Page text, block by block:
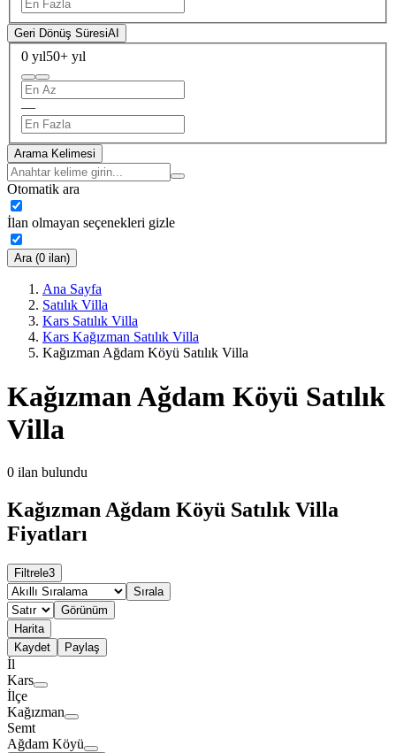
Geri Dönüş SüresiAI
0 yıl50+ yıl
—
Arama Kelimesi
Otomatik ara
İlan olmayan seçenekleri gizle
Ara (0 ilan)
Ana Sayfa
Satılık Villa
Kars Satılık Villa
Kars Kağızman Satılık Villa
Kağızman Ağdam Köyü Satılık Villa
Kağızman Ağdam Köyü Satılık
Villa
0 ilan bulundu
Kağızman Ağdam Köyü Satılık Villa
Fiyatları
Filtrele3
Sırala
Görünüm
Harita
Kaydet
Paylaş
İl
Kars
İlçe
Kağızman
Semt
Ağdam Köyü